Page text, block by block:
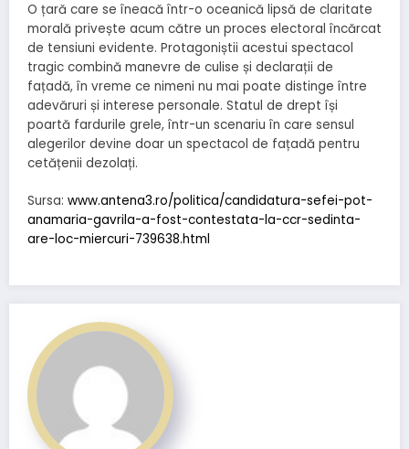
O țară care se îneacă într-o oceanică lipsă de claritate
morală privește acum către un proces electoral încărcat
de tensiuni evidente. Protagoniștii acestui spectacol
tragic combină manevre de culise și declarații de
fațadă, în vreme ce nimeni nu mai poate distinge între
adevăruri și interese personale. Statul de drept își
poartă fardurile grele, într-un scenariu în care sensul
alegerilor devine doar un spectacol de fațadă pentru
cetățenii dezolați.
Sursa: www.antena3.ro/politica/candidatura-sefei-pot-
anamaria-gavrila-a-fost-contestata-la-ccr-sedinta-
are-loc-miercuri-739638.html